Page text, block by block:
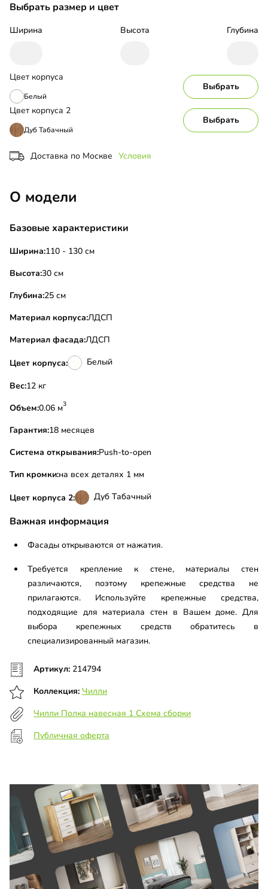
Выбрать размер и цвет
Ширина Высота Глубина
Цвет корпуса
Белый
Выбрать
Цвет корпуса 2
Дуб Табачный
Выбрать
Доставка по Москве Условия
О модели
Базовые характеристики
Ширина:110 - 130 см
Высота:30 см
Глубина:25 см
Материал корпуса:ЛДСП
Материал фасада:ЛДСП
Цвет корпуса: Белый
Вес:
12 кг
Объем:
0.06 м3
Гарантия:18 месяцев
Система открывания:Push-to-open
Тип кромки:на всех деталях 1 мм
Цвет корпуса 2: Дуб Табачный
Важная информация
Фасады открываются от нажатия.
Требуется крепление к стене, материалы стен
различаются, поэтому крепежные средства не
прилагаются. Используйте крепежные средства,
подходящие для материала стен в Вашем доме. Для
выбора крепежных средств обратитесь в
специализированный магазин.
Артикул: 214794
Коллекция: Чилли
Чилли Полка навесная 1 Схема сборки
Публичная оферта